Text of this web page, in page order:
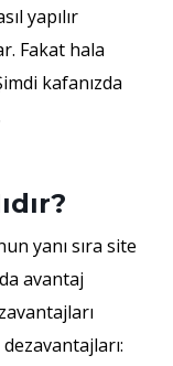
yapılır
Fakat hala
kafanızda
yanı sıra site
avantaj